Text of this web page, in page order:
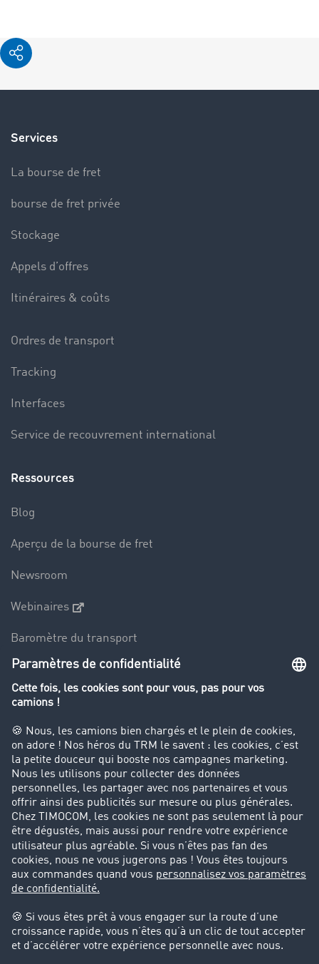
Services
La bourse de fret
bourse de fret privée
Stockage
Appels d’offres
Itinéraires & coûts
Ordres de transport
Tracking
Interfaces
Service de recouvrement international
Ressources
Blog
Aperçu de la bourse de fret
Newsroom
Webinaires
Baromètre du transport
Le dictionnaire du transport
Interdiction de circulation des poids lourds
Entreprise
Parrainage clients
Success Stories
Cadre légal
Mentions légales
Protection des données